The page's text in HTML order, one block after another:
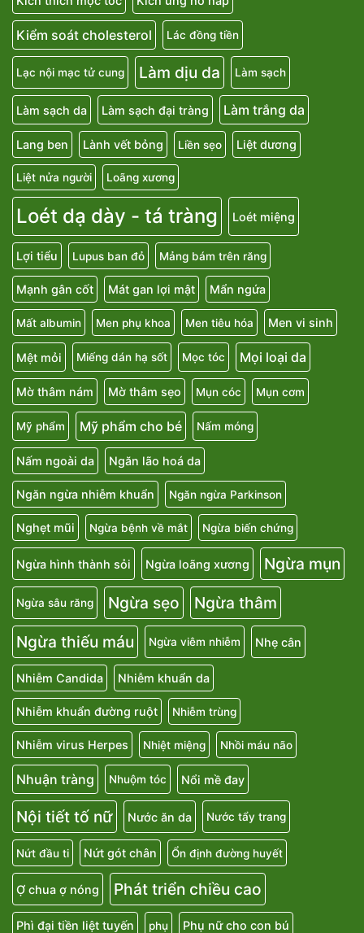
Kiểm soát cholesterol Lác đồng tiền
Lạc nội mạc tử cung Làm dịu da Làm sạch
Làm sạch da Làm sạch đại tràng Làm trắng da
Lang ben Lành vết bỏng Liền sẹo Liệt dương
Liệt nửa người Loãng xương
Loét dạ dày - tá tràng Loét miệng
Lợi tiểu Lupus ban đỏ Mảng bám trên răng
Mạnh gân cốt Mát gan lợi mật Mẩn ngứa
Mất albumin Men phụ khoa Men tiêu hóa Men vi sinh
Mệt mỏi Miếng dán hạ sốt Mọc tóc Mọi loại da
Mờ thâm nám Mờ thâm sẹo Mụn cóc Mụn cơm
Mỹ phẩm Mỹ phẩm cho bé Nấm móng
Nấm ngoài da Ngăn lão hoá da
Ngăn ngừa nhiễm khuẩn Ngăn ngừa Parkinson
Nghẹt mũi Ngừa bệnh về mắt Ngừa biến chứng
Ngừa hình thành sỏi Ngừa loãng xương Ngừa mụn
Ngừa sâu răng Ngừa sẹo
Ngừa thâm
Ngừa thiếu máu
Ngừa viêm nhiễm Nhẹ cân
Nhiễm Candida Nhiễm khuẩn da
Nhiễm khuẩn đường ruột Nhiễm trùng
Nhiễm virus Herpes Nhiệt miệng Nhồi máu não
Nhuận tràng Nhuộm tóc Nổi mề đay
Nội tiết tố nữ Nước ăn da Nước tẩy trang
Nứt đầu ti Nứt gót chân Ổn định đường huyết
Ợ chua ợ nóng Phát triển chiều cao
Phì đại tiền liệt tuyến phụ Phụ nữ cho con bú